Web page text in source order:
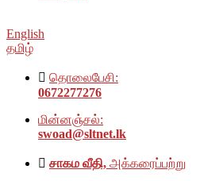
English
தமிழ்
தொலைபேசி:
0672277276
மின்னஞ்சல்:
swoad@sltnet.lk
சாகம வீதி, அக்கரைப்பற்று